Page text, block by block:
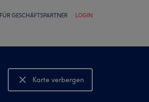
FÜR GESCHÄFTSPARTNER LOGIN
Karte verbergen
Karte anzeigen